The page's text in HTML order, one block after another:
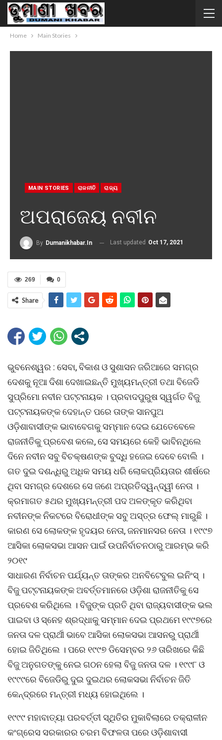
Home Main Stories
MAIN STORIES ରାଜନୀତି ରାଜ୍ୟ
ଅପରାଜେୟ ନବୀନ
By Dumanikhabar.in Last updated Oct 17, 2021
0
269
Share
ଭୁବନେଶ୍ୱର : ସେବା, ବିକାଶ ଓ ସୁଶାସନ ଜରିଆରେ ସମଗ୍ର
ଦେଶକୁ ନୂଆ ଦିଶା ଦେଖାଇଛନ୍ତି ମୁଖ୍ୟମନ୍ତ୍ରୀ ତଥା ବିଜେଡି
ସୁପ୍ରିମୋ ନବୀନ ପଟ୍ଟନାୟକ । ପ୍ରବାଦପୁରୁଷ ସ୍ୱର୍ଗତ ବିଜୁ
ପଟ୍ଟନାୟକଙ୍କ ଦେହାନ୍ତ ପରେ ତାଙ୍କ ସାନପୁଅ
ଓଡ଼ିଶାବାସୀଙ୍କ ଭାବାବେଗକୁ ସମ୍ମାନ ଦେଇ ଯେତେବେଳେ
ରାଜନୀତିକୁ ପ୍ରବେଶ କଲେ, ସେ ସମୟରେ କେହି ଭାବିନଥିଲେ
ଦିନେ ନବୀନ ସବୁ ବିଚକ୍ଷଣଙ୍କ ବୁଦ୍ଧି ହଜେଇ ଦେବେ ବୋଲି ।
ଗତ ଦୁଇ ଦଶନ୍ଧିରୁ ଅଧିକ ସମୟ ଧରି ଲୋକପ୍ରିୟତାର ଶୀର୍ଷରେ
ଥିବା ସମଗ୍ର ଦେଶରେ ସେ ଜଣେ ଅପ୍ରତିଦ୍ୱନ୍ଦ୍ୱୀ ନେତା ।
କ୍ରମାଗତ ୫ଥର ମୁଖ୍ୟମନ୍ତ୍ରୀ ପଦ ଅଳଙ୍କୃତ କରିଥିବା
ନବୀନଙ୍କ ନିକଟରେ ବିରୋଧୀଙ୍କ ସବୁ ଅସ୍ତ୍ର ଫେଲ୍ ମାରୁଛି ।
କାରଣ ସେ ଲୋକଙ୍କ ହୃଦୟର ନେତା, ଜନମାନସର ନେତା । ୧୯୯୭
ଆସିକା ଲୋକସଭା ଆସନ ପାଇଁ ଉପନିର୍ବାଚନଠାରୁ ଆରମ୍ଭ କରି
୨୦୧୯
ସାଧାରଣ ନିର୍ବାଚନ ପର୍ଯ୍ୟନ୍ତ ତାଙ୍କର ଅନବିଟେବୁଲ ଇନିଂସ୍ ।
ବିଜୁ ପଟ୍ଟନାୟକଙ୍କ ଅବର୍ତ୍ତମାନରେ ଓଡ଼ିଶା ରାଜନୀତିକୁ ସେ
ପ୍ରବେଶ କରିଥିଲେ । ବିଜୁଙ୍କ ପ୍ରତି ଥିବା ରାଜ୍ୟବାସୀଙ୍କ ଭଲ
ପାଇବା ଓ ସ୍ନେହ ଶ୍ରଦ୍ଧାକୁ ସମ୍ମାନ ଦେଇ ପ୍ରଥମେ ୧୯୯୭ରେ
ଜନତା ଦଳ ପ୍ରାର୍ଥୀ ଭାବେ ଆସିକା ଲୋକସଭା ଆସନରୁ ପ୍ରାର୍ଥୀ
ହୋଇ ଜିତିଥିଲେ । ପରେ ୧୯୯୭ ଡିସେମ୍ବର ୨୬ ତାରିଖରେ କିଛି
ବିଜୁ ଅନୁଗତଙ୍କୁ ନେଇ ଗଠନ ହେଲା ବିଜୁ ଜନତା ଦଳ । ୧୯୯୮ ଓ
୧୯୯୯ରେ ବିଜେଡିରୁ ଦୁଇ ଦୁଇଥର ଲୋକସଭା ନିର୍ବାଚନ ଜିତି
କେନ୍ଦ୍ରରେ ମନ୍ତ୍ରୀ ମଧ୍ୟ ହୋଇଥିଲେ ।
୧୯୯୯ ମହାବାତ୍ୟା ପରବର୍ତ୍ତୀ ସ୍ଥିତିର ମୁକାବିଲାରେ ତକ୍ରାଳୀନ
କଂଗ୍ରେସ ସରକାରର ଚରମ ବିଫଳତା ପରେ ଓଡ଼ିଶାବାସୀ